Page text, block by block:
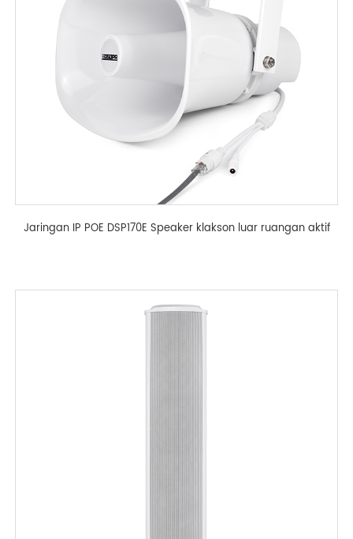
Jaringan IP POE DSP170E Speaker klakson luar ruangan aktif